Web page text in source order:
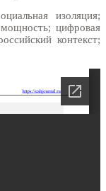
изоляция;
цифровая
контекст;